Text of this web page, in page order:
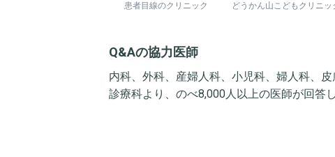
患者目線のクリニック どうかん山こどもクリニッ
Q&Aの協力医師
内科、外科、産婦人科、小児科、婦人科、
診療科より、のべ8,000人以上の医師が回答